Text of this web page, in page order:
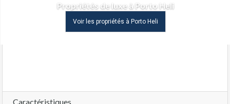
Propriétés de luxe à Porto Heli
Voir les propriétés à Porto Heli
Caractéristiques